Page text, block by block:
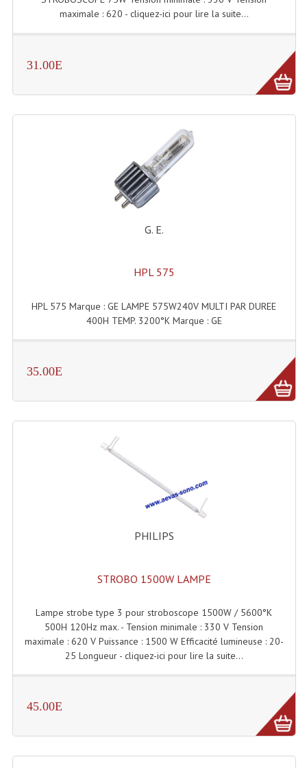
Enceintes Autonomes Portables Amplifiées
Enceintes Hifi
Enceintes Monitoring
Haut Parleurs Sono
Filtres Passifs
Platines Disque Vinyles
Lecteurs Cd À Plats
Lecteurs Cd À Plats Lecteur MP3
Lecteurs Double Cd Mixage Intégrée
Minidisc
Digital Package Et Logiciel
Limiteur De Niveau Sonore
maximale : 620 - cliquez-ici pour lire la suite...
31.00E
G. E.
HPL 575
HPL 575 Marque : GE LAMPE 575W240V MULTI PAR DUREE
400H TEMP. 3200°K Marque : GE
35.00E
PHILIPS
STROBO 1500W LAMPE
Lampe strobe type 3 pour stroboscope 1500W / 5600°K
500H 120Hz max. - Tension minimale : 330 V Tension
maximale : 620 V Puissance : 1500 W Efficacité lumineuse : 20-
25 Longueur - cliquez-ici pour lire la suite...
45.00E